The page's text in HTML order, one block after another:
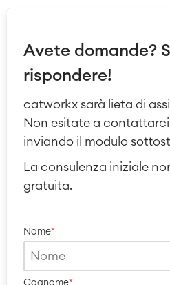
Avete domande?
rispondere!
catworkx sarà lieta di
Non esitate a
inviando il modulo
La consulenza iniziale
gratuita.
Nome*
Cognome*